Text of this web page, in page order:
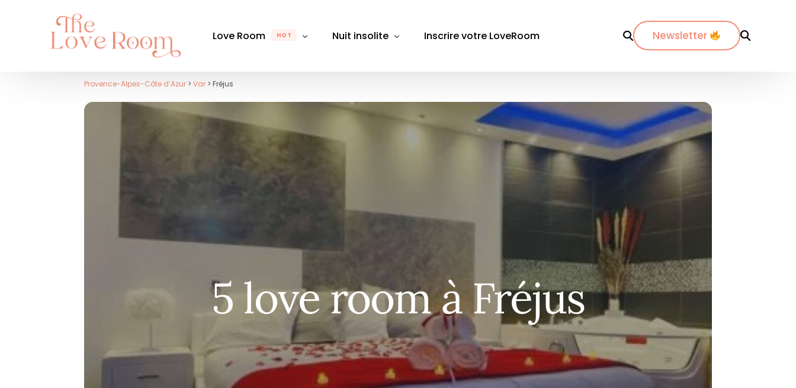
Love Room HOT
Auvergne-Rhône-Alpes
Bourgogne-Franche-Comté
Hauts-de-France
Normandie
Nouvelle-Aquitaine
Pays de la Loire
Provence-Alpes-Côte d’Azur
Bas-Rhin
Charente
Charente-Maritime
Cher
Côte-d’Or
Côte d’Armor
Par ville
Bordeaux
Dijon
Nantes
Nice
Paris
Perpignan
Toulouse
Tours
Nuit insolite
Par région
Normandie
Nouvelle-Aquitaine
Pays de la Loire
Provence-Alpes-Côte d’Azur
Par département
Alpes-Maritimes
Bouches-du-Rhône
Charente-Maritime
Haute-Garonne
Haute-Savoie
Hérault
Loire-Atlantique
Pyrénées-Orientales
Par ville
Annecy
Bordeaux
Marseille
Nantes
Nice
Montpellier
Toulouse
Inscrire votre LoveRoom Newsletter
Provence-Alpes-Côte d’Azur > Var > Fréjus
5 love room à Fréjus